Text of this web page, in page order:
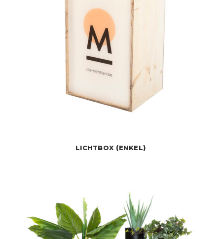
LICHTBOX (ENKEL)